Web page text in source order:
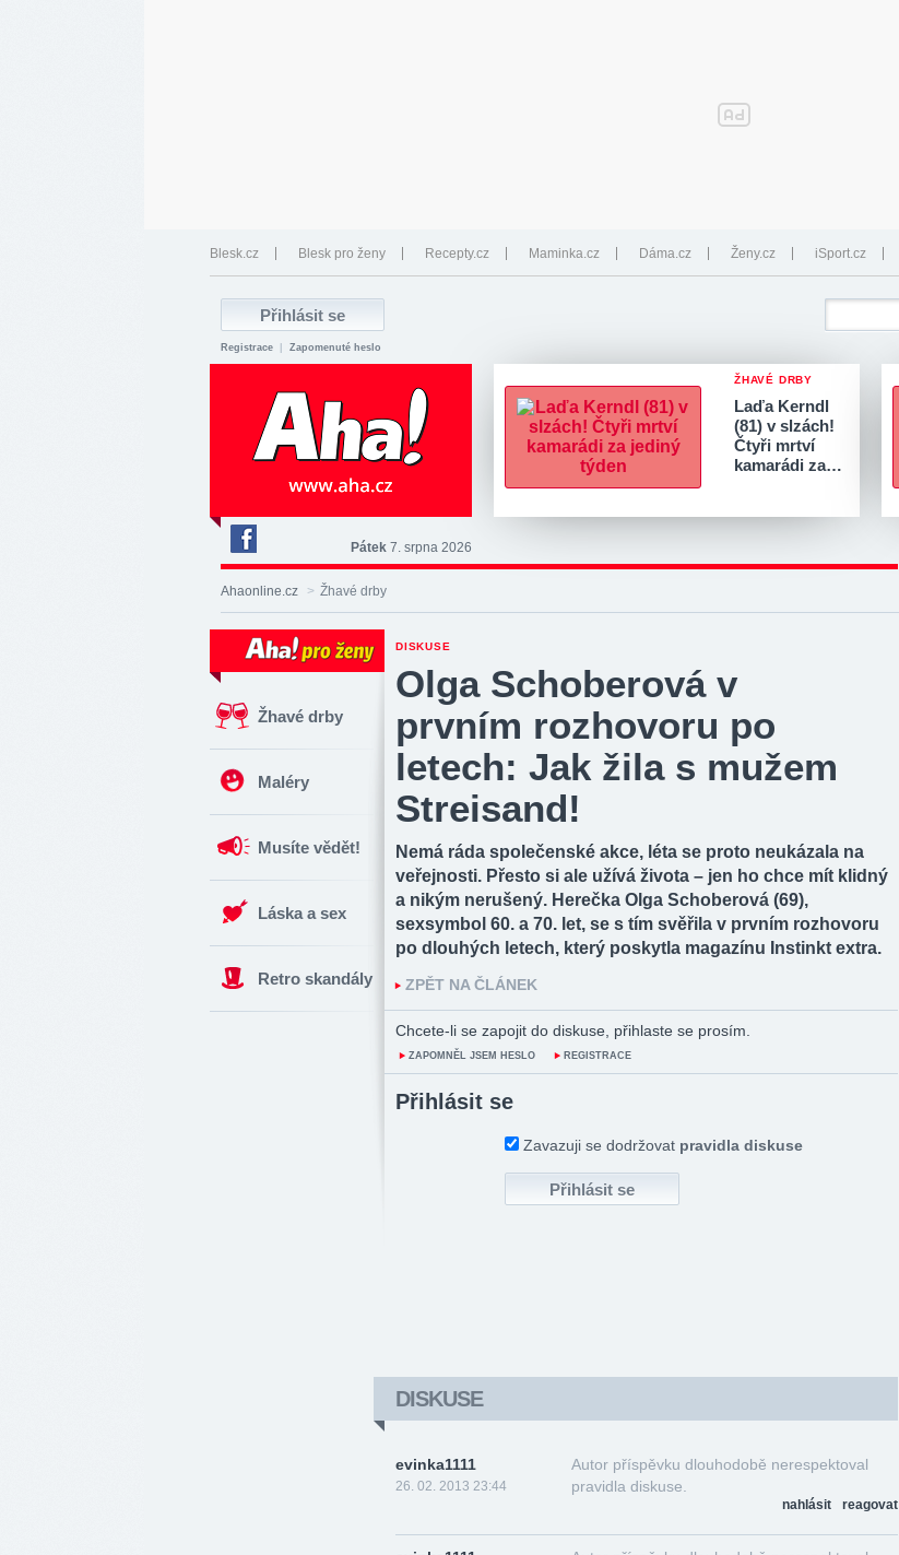
Blesk.cz Blesk pro ženy Recepty.cz Maminka.cz Dáma.cz Ženy.cz iSport.cz
Registrace Zapomenuté heslo
ŽHAVÉ DRBY
Laďa Kerndl
(81) v slzách!
Čtyři mrtví
kamarádi za…
Deník
Aha!
na
Pátek 7. srpna 2026
Ahaonline.cz > Žhavé drby
Žhavé drby
Maléry
Musíte vědět!
Láska a sex
Retro skandály
DISKUSE
Olga Schoberová v
prvním rozhovoru po
letech: Jak žila s mužem
Streisand!
Nemá ráda společenské akce, léta se proto neukázala na
veřejnosti. Přesto si ale užívá života – jen ho chce mít klidný
a nikým nerušený. Herečka Olga Schoberová (69),
sexsymbol 60. a 70. let, se s tím svěřila v prvním rozhovoru
po dlouhých letech, který poskytla magazínu Instinkt extra.
ZPĚT NA ČLÁNEK
Chcete-li se zapojit do diskuse, přihlaste se prosím.
ZAPOMNĚL JSEM HESLO REGISTRACE
Přihlásit se
Zavazuji se dodržovat pravidla diskuse
DISKUSE
evinka1111
26. 02. 2013 23:44
Autor příspěvku dlouhodobě nerespektoval
pravidla diskuse.
reagovat
nahlásit